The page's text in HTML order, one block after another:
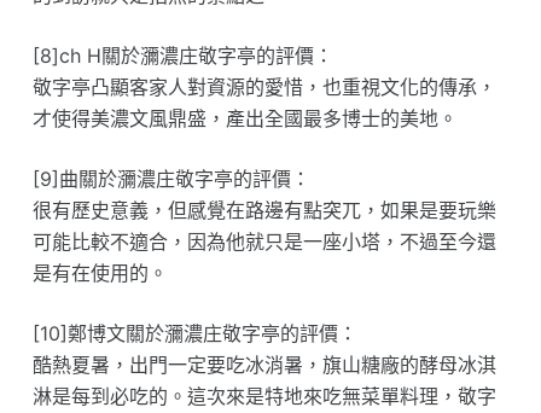
[8]ch H關於瀰濃庄敬字亭的評價：
敬字亭凸顯客家人對資源的愛惜，也重視文化的傳承，
才使得美濃文風鼎盛，產出全國最多博士的美地。
[9]曲關於瀰濃庄敬字亭的評價：
很有歷史意義，但感覺在路邊有點突兀，如果是要玩樂
可能比較不適合，因為他就只是一座小塔，不過至今還
是有在使用的。
[10]鄭博文關於瀰濃庄敬字亭的評價：
酷熱夏暑，出門一定要吃冰消暑，旗山糖廠的酵母冰淇
淋是每到必吃的。這次來是特地來吃無菜單料理，敬字